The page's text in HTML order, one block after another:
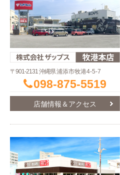
〒901-2131 沖縄県浦添市牧港4-5-7
098-875-5519
店舗情報＆アクセス